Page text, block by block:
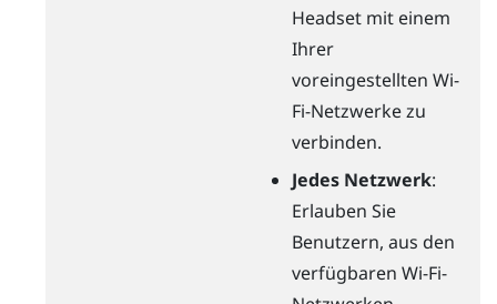
Headset mit einem
Ihrer
voreingestelltenWi-
Fi-Netzwerke zu
verbinden.
Jedes Netzwerk:
Erlauben Sie
Benutzern, aus den
verfügbarenWi-Fi-